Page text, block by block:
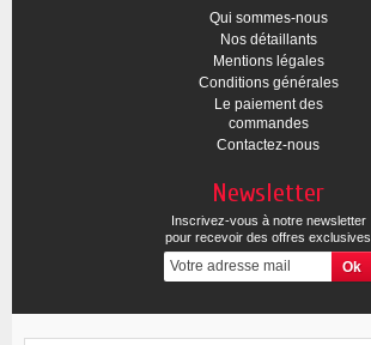
Qui sommes-nous
Nos détaillants
Mentions légales
Conditions générales
Le paiement des
commandes
Contactez-nous
Newsletter
Inscrivez-vous à notre newsletter
pour recevoir des offres exclusives